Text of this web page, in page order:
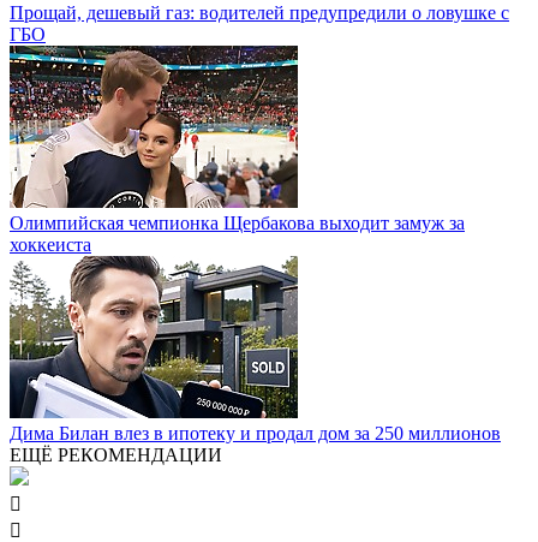
Прощай, дешевый газ: водителей предупредили о ловушке с
ГБО
Олимпийская чемпионка Щербакова выходит замуж за
хоккеиста
Дима Билан влез в ипотеку и продал дом за 250 миллионов
ЕЩЁ РЕКОМЕНДАЦИИ

